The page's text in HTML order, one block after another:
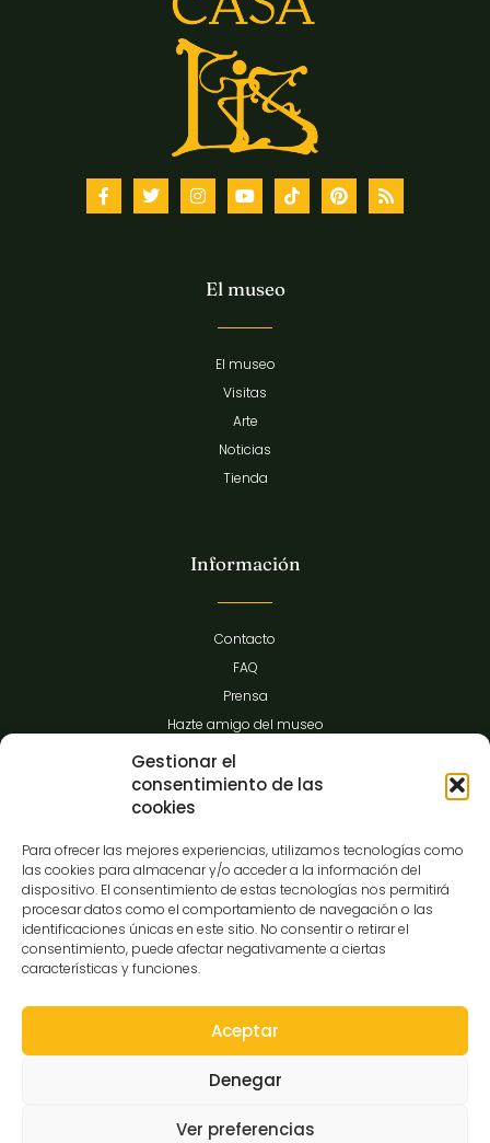
Gestionar el
consentimiento de las
cookies
Para ofrecer las mejores experiencias, utilizamos tecnologías como
las cookies para almacenar y/o acceder a la información del
dispositivo. El consentimiento de estas tecnologías nos permitirá
procesar datos como el comportamiento de navegación o las
identificaciones únicas en este sitio. No consentir o retirar el
consentimiento, puede afectar negativamente a ciertas
características y funciones.
Aceptar
Denegar
Ver preferencias
El museo
El museo
Visitas
Arte
Noticias
Tienda
Información
Contacto
FAQ
Prensa
Hazte amigo del museo
Transparencia
C/Gibraltar,14
37008-Salamanca